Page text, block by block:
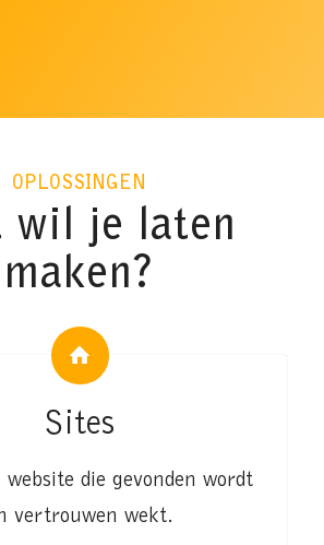
OPLOSSINGEN
wil je laten
maken?
Sites
website die gevonden wordt
vertrouwen wekt.